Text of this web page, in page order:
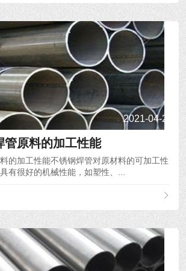
2021-04-22
管原料的加工性能
的加工性能不锈钢焊管对原材料的可加工性
有很好的机械性能，如塑性、...